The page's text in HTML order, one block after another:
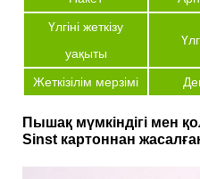
Үлгіні жеткізу
уақыты
Жеткізілім мерзімі
Пышақ мүмкіндігі мен
Sinst картоннан